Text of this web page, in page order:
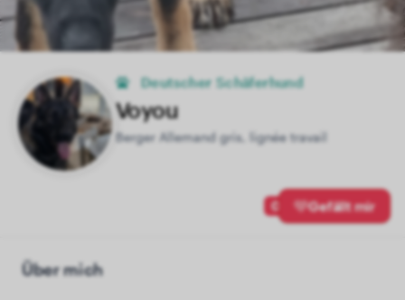
Deutscher Schäferhund
Voyou
Berger Allemand gris, lignée travail
0 Gefällt mir
Über mich